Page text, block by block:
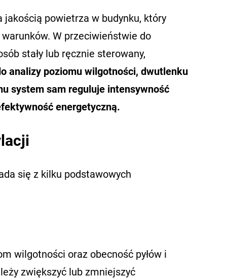
powietrza w budynku, który
W przeciwieństwie do
stały lub ręcznie sterowany,
analizy poziomu wilgotności, dwutlenku
system sam reguluje intensywność
energetyczną.
się z kilku podstawowych
wilgotności oraz obecność pyłów i
zwiększyć lub zmniejszyć